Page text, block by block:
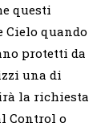
questi
quando
protetti da
una di
la richiesta
Control o